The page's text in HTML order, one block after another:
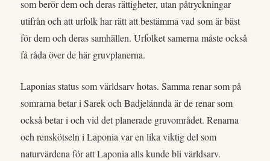
som berör dem och deras rättigheter, utan påtryckningar
utifrån och att urfolk har rätt att bestämma vad som är bäst
för dem och deras samhällen. Urfolket samerna måste också
få råda över de här gruvplanerna.
Laponias status som världsarv hotas. Samma renar som på
somrarna betar i Sarek och Badjelánnda är de renar som
också betar i och vid det planerade gruvområdet. Renarna
och renskötseln i Laponia var en lika viktig del som
naturvärdena för att Laponia alls kunde bli världsarv.